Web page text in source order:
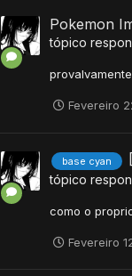
Pokemon
tópico
Fevereiro
base cyan
tópico
como o
Fevereiro